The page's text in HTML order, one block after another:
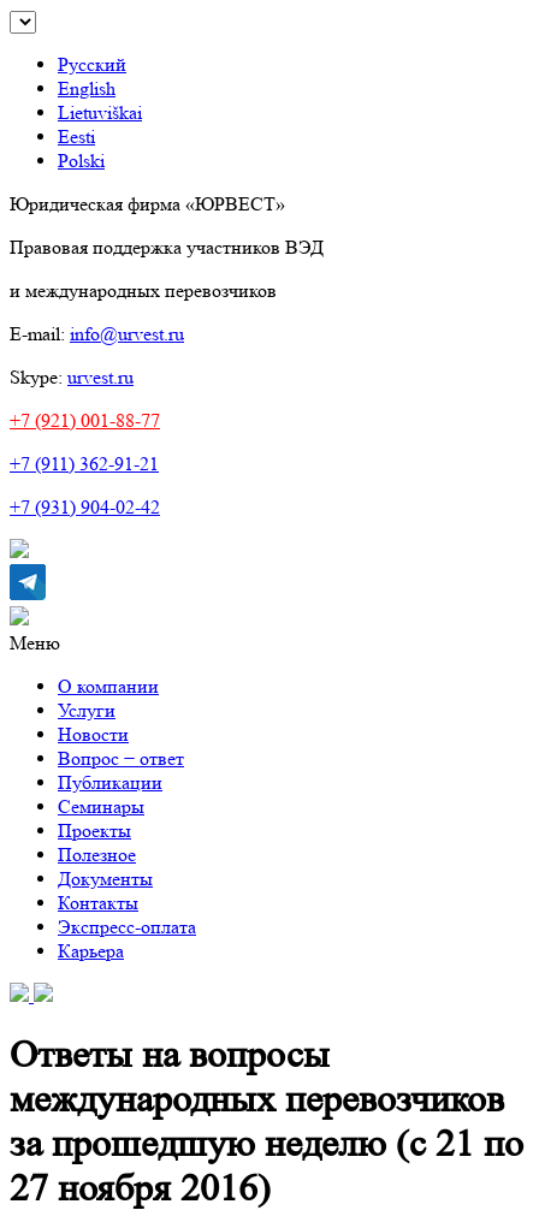
Русский
English
Lietuviškai
Eesti
Polski
Юридическая фирма «ЮРВЕСТ»
Правовая поддержка участников ВЭД
и международных перевозчиков
E-mail: info@urvest.ru
Skype: urvest.ru
+7 (921) 001-88-77
+7 (911) 362-91-21
+7 (931) 904-02-42
Меню
О компании
Услуги
Новости
Вопрос − ответ
Публикации
Семинары
Проекты
Полезное
Документы
Контакты
Экспресс-оплата
Карьера
Ответы на вопросы
международных перевозчиков
за прошедшую неделю (с 21 по
27 ноября 2016)